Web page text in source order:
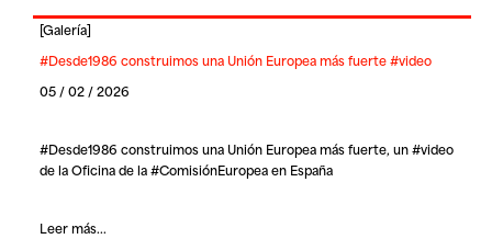
[Galería]
#Desde1986 construimos una Unión Europea más fuerte #video
05 / 02 / 2026
#Desde1986 construimos una Unión Europea más fuerte, un #video
de la Oficina de la #ComisiónEuropea en España
Leer más...